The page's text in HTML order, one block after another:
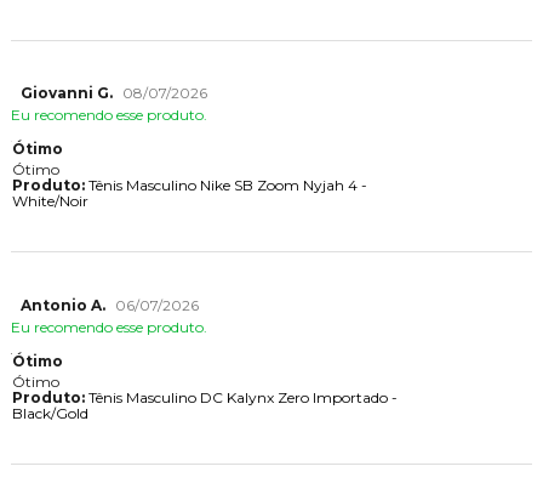
Giovanni G.
08/07/2026
Eu recomendo esse produto.
Ótimo
Ótimo
Produto:Tênis Masculino Nike SB Zoom Nyjah 4 -
White/Noir
Antonio A.
06/07/2026
Eu recomendo esse produto.
Ótimo
Ótimo
Produto:Tênis Masculino DC Kalynx Zero Importado -
Black/Gold